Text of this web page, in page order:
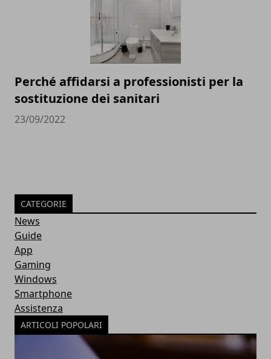
Perché affidarsi a professionisti per la
sostituzione dei sanitari
23/09/2022
CATEGORIE
News
Guide
App
Gaming
Windows
Smartphone
Assistenza
ARTICOLI POPOLARI